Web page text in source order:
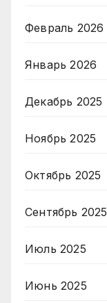
Февраль 2026
Январь 2026
Декабрь 2025
Ноябрь 2025
Октябрь 2025
Сентябрь 2025
Июль 2025
Июнь 2025